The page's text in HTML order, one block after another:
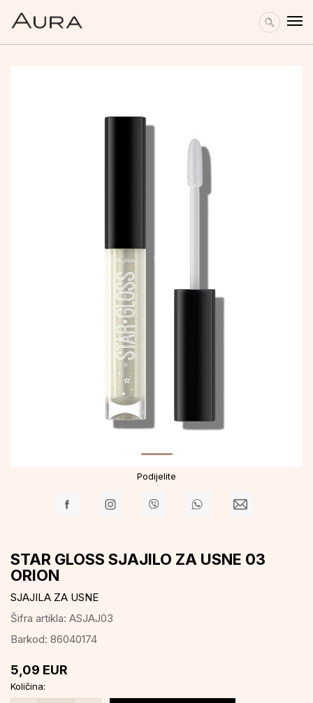
Podijelite
STAR GLOSS SJAJILO ZA USNE 03
ORION
SJAJILA ZA USNE
Šifra artikla: ASJAJ03
Barkod: 86040174
5,09 EUR
Količina: